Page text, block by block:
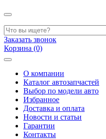
Заказать звонок
Корзина (0)
О компании
Каталог автозапчастей
Выбор по модели авто
Избранное
Доставка и оплата
Новости и статьи
Гарантии
Контакты